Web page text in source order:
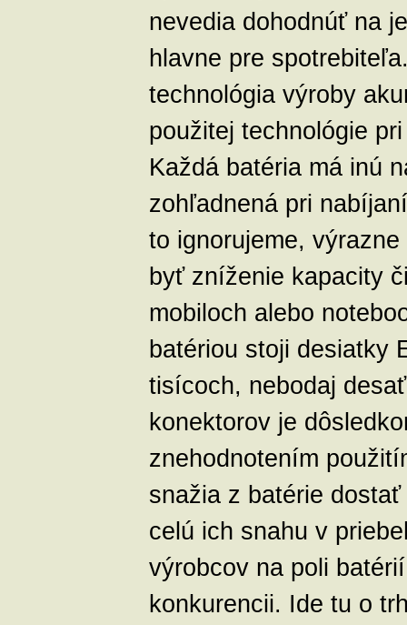
nevedia dohodnúť na
hlavne pre
technológia výroby
použitej technológie
Každá batéria má inú
zohľadnená pri
to ignorujeme,
byť zníženie kapacity
mobiloch alebo
batériou stoji desiatky
tisícoch, nebodaj
konektorov je
znehodnotením
snažia z batérie
celú ich snahu v
výrobcov na poli
konkurencii. Ide tu o